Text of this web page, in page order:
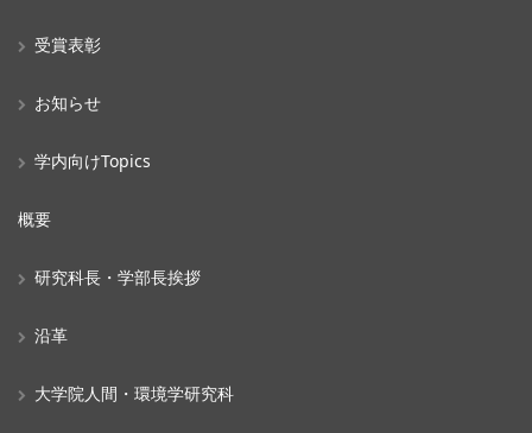
受賞表彰
お知らせ
学内向けTopics
概要
研究科長・学部長挨拶
沿革
大学院人間・環境学研究科